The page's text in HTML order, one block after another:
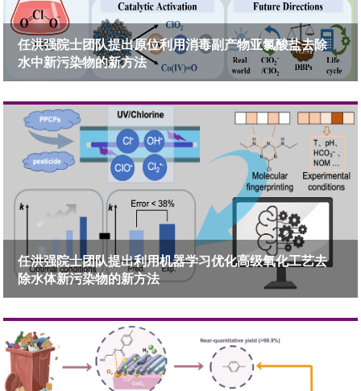
任洪强院士团队提出原位利用消毒副产物亚氯酸盐去除
水中新污染物的新方法
任洪强院士团队提出利用机器学习优化高级氧化工艺去
除水体新污染物的新方法